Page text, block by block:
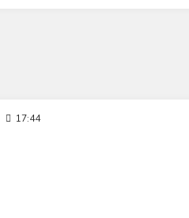
17:44